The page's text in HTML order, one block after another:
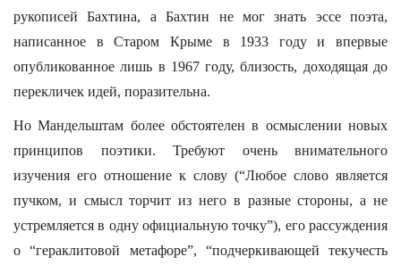
рукописей Бахтина, а Бахтин не мог знать эссе поэта,
написанное в Старом Крыме в 1933 году и впервые
опубликованное лишь в 1967 году, близость, доходящая до
перекличек идей, поразительна.
Но Мандельштам более обстоятелен в осмыслении новых
принципов поэтики. Требуют очень внимательного
изучения его отношение к слову (“Любое слово является
пучком, и смысл торчит из него в разные стороны, а не
устремляется в одну официальную точку”), его рассуждения
о “гераклитовой метафоре”, “подчеркивающей текучесть